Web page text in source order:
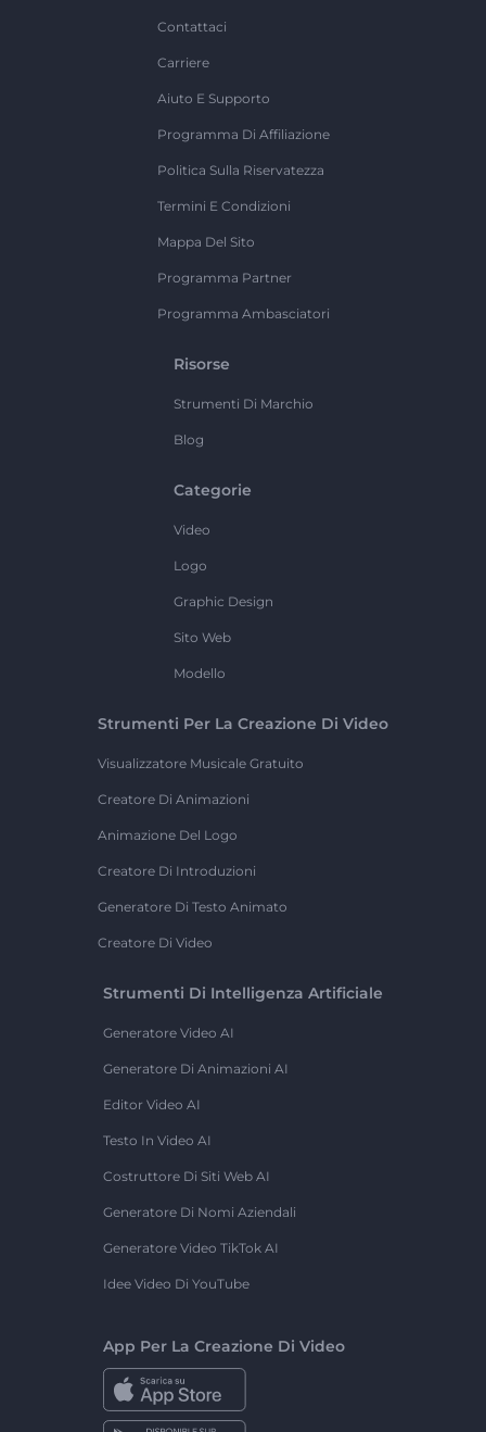
Contattaci
Carriere
Aiuto E Supporto
Programma Di Affiliazione
Politica Sulla Riservatezza
Termini E Condizioni
Mappa Del Sito
Programma Partner
Programma Ambasciatori
Risorse
Strumenti Di Marchio
Blog
Categorie
Video
Logo
Graphic Design
Sito Web
Modello
Strumenti Per La Creazione Di Video
Visualizzatore Musicale Gratuito
Creatore Di Animazioni
Animazione Del Logo
Creatore Di Introduzioni
Generatore Di Testo Animato
Creatore Di Video
Strumenti Di Intelligenza Artificiale
Generatore Video AI
Generatore Di Animazioni AI
Editor Video AI
Testo In Video AI
Costruttore Di Siti Web AI
Generatore Di Nomi Aziendali
Generatore Video TikTok AI
Idee Video Di YouTube
App Per La Creazione Di Video